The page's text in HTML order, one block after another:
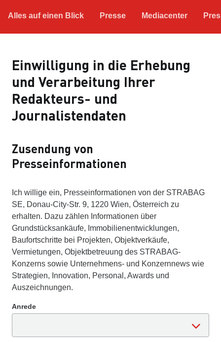
Alles auf einen Blick Presse Mediacenter
Einwilligung in die Erhebung
und Verarbeitung Ihrer
Redakteurs- und
Journalistendaten
Zusendung von
Presseinformationen
Ich willige ein, Presseinformationen von der STRABAG
SE, Donau-City-Str. 9, 1220 Wien, Österreich zu
erhalten. Dazu zählen Informationen über
Grundstücksankäufe, Immobilienentwicklungen,
Baufortschritte bei Projekten, Objektverkäufe,
Vermietungen, Objektbetreuung des STRABAG-
Konzerns sowie Unternehmens- und Konzernnews wie
Strategien, Innovation, Personal, Awards und
Auszeichnungen.
Anrede